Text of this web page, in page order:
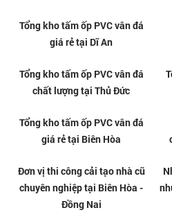
Tổng kho tấm ốp PVC vân đá
giá rẻ tại Quận 12